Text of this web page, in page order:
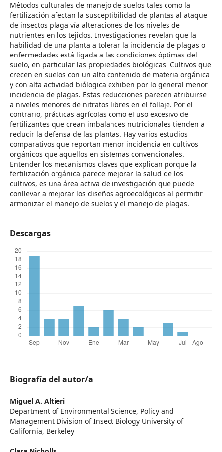
Métodos culturales de manejo de suelos tales como la
fertilización afectan la susceptibilidad de plantas al ataque
de insectos plaga vía alteraciones de los niveles de
nutrientes en los tejidos. Investigaciones revelan que la
habilidad de una planta a tolerar la incidencia de plagas o
enfermedades está ligada a las condiciones óptimas del
suelo, en particular las propiedades biológicas. Cultivos que
crecen en suelos con un alto contenido de materia orgánica
y con alta actividad biólogica exhiben por lo general menor
incidencia de plagas. Estas reducciones parecen atribuirse
a niveles menores de nitratos libres en el follaje. Por el
contrario, prácticas agrícolas como el uso excesivo de
fertilizantes que crean imbalances nutricionales tienden a
reducir la defensa de las plantas. Hay varios estudios
comparativos que reportan menor incidencia en cultivos
orgánicos que aquellos en sistemas convencionales.
Entender los mecanismos claves que explican porque la
fertilización orgánica parece mejorar la salud de los
cultivos, es una área activa de investigación que puede
conllevar a mejorar los diseños agroecológicos al permitir
armonizar el manejo de suelos y el manejo de plagas.
Descargas
Biografía del autor/a
Miguel A. Altieri
Department of Environmental Science, Policy and
Management Division of Insect Biology University of
California, Berkeley